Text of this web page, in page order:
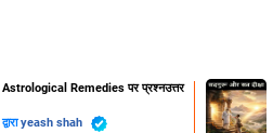
Astrological Remedies पर प्रश्नउत्तर
द्वाराyeash shah